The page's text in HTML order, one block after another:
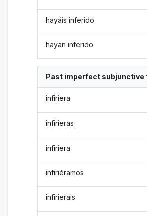
hayáis inferido
hayan inferido
Past imperfect subjunctive
infiriera
infirieras
infiriera
infiriéramos
infirierais